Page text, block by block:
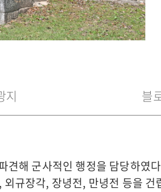
지 블
견해 군사적인 행정을 담당하였
규장각, 장녕전, 만녕전 등을 건